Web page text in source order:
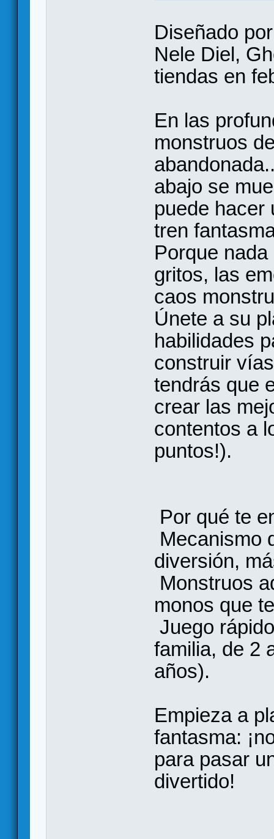
Diseñado
Nele Diel,
tiendas en
En las
monstruos
abajo se
puede hacer
tren
Porque
gritos, las
caos
Únete a su
habilidades
construir
tendrás que
crear las
contentos a
puntos!).
Por qué te
Mecanismo
diversión,
Monstruos
monos que
Juego
familia, de 2
años).
Empieza a
fantasma:
para pasar
divertido!